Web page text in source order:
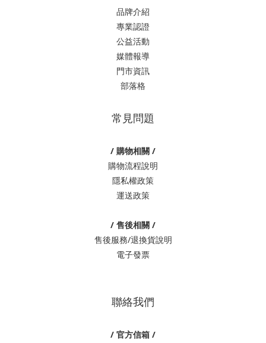
整理，就能有效率地準備齊全，避免遺漏重要的用品。 >>點擊下載
小學生用品清單檢核表小學生用品清單1、基本文具用品在小學生活
中，文具是每天使用頻率最高的用品，因此要針對孩子的使用習慣
去準備，選擇實用且耐用的款式非常重要。◻ 鉛筆盒：建議選擇輕
巧、防摔、大容量好收納且具分層功能的款式。 ◻ 鉛筆：鉛筆：建
議使用 2B 或 HB 鉛筆，準備 3～5 支交替使用；並可依小孩書寫時
皮擦：橡皮擦體積小容易遺失，準備2塊以上，以備不時之需。 ◻
直尺：準備一把可以放入鉛筆盒的直尺，建議15公分的直尺即可。
點。 ◻ 紅、黑、藍原子筆：至少選擇紅色搭配任一顏色的原子筆，
用於筆記與考卷訂正，建議準備握感舒適，不易暈開的款式。 小學
生用品清單2、學習與課本用品除了文具之外，在準備課業相關的學
習用品同樣重要。◻ 書包：根據孩子的身高選擇符合人體工學的
備。 ◻ 資料夾：建議準備1~2個，方便收納紙張式講義、考卷及通
知單。 ◻ 書套：課本可套上書套，延長課本使用壽命。 ◻ 姓名貼
紙：孩子可在自己的所有物貼上姓名貼紙，減少用品遺失的狀
餐具組：包含便當盒、湯碗、湯匙等用餐餐具，選擇導熱安全且耐
置在學校置物櫃，並定期補充或替換。 ◻ 個人藥品：校園蚊蟲多，
品牌介紹
專業認證
公益活動
媒體報導
門市資訊
部落格
常見問題
/ 購物相關 /
購物流程說明
隱私權政策
運送政策
/ 售後相關 /
售後服務/退換貨說明
電子發票
聯絡我們
/ 官方信箱 /